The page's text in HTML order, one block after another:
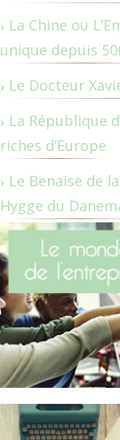
La Chine ou
unique depuis
Le Docteur
La République
riches d’Europe
Le Benaise de
Hygge du